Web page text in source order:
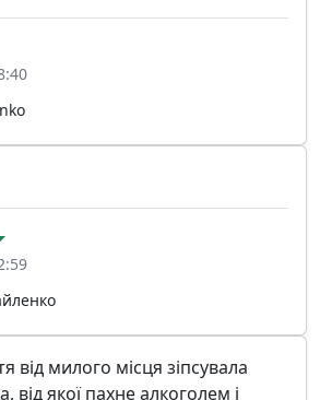
від милого місця зіпсувала
від якої пахне алкоголем і